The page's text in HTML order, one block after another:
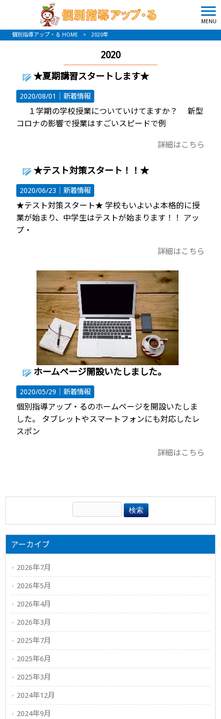
MENU
個別指導アップ・る HOME > 2020年
2020
★夏期講習スタートします★
2020/08/01｜ 新着情報
１学期の学校授業についていけてますか？ 新型
コロナの影響で授業はすごいスピードで例
詳細はこちら
★テスト対策スタート！！★
2020/06/23｜ 新着情報
★テスト対策スタート★ 学校もいよいよ本格的に授
業が始まり、中学生はテストが始まります！！ アッ
プ・
詳細はこちら
ホームページ開設いたしました。
2020/05/29｜ 新着情報
個別指導アップ・るのホームページを開設いたしま
した。 タブレットやスマートフォンにも対応したレ
スポン
詳細はこちら
アーカイブ
2026年7月
2026年5月
2026年4月
2026年3月
2025年7月
2025年6月
2025年3月
2024年12月
2024年9月